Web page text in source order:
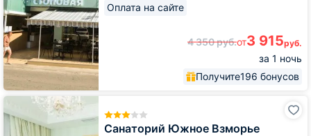
Оплата на сайте
4 350руб.от3 915руб.
за 1 ночь
Получите196 бонусов
Санаторий Южное Взморье
Санаторий
Южное
Взморье